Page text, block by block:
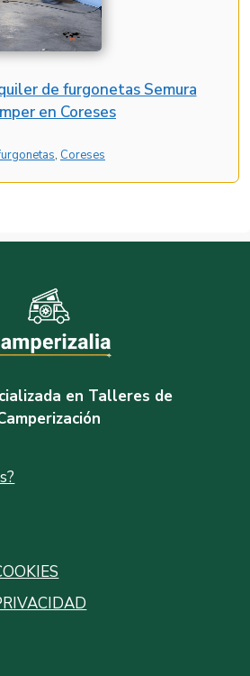
de furgonetas Semura
en Coreses
, Coreses
en Talleres de